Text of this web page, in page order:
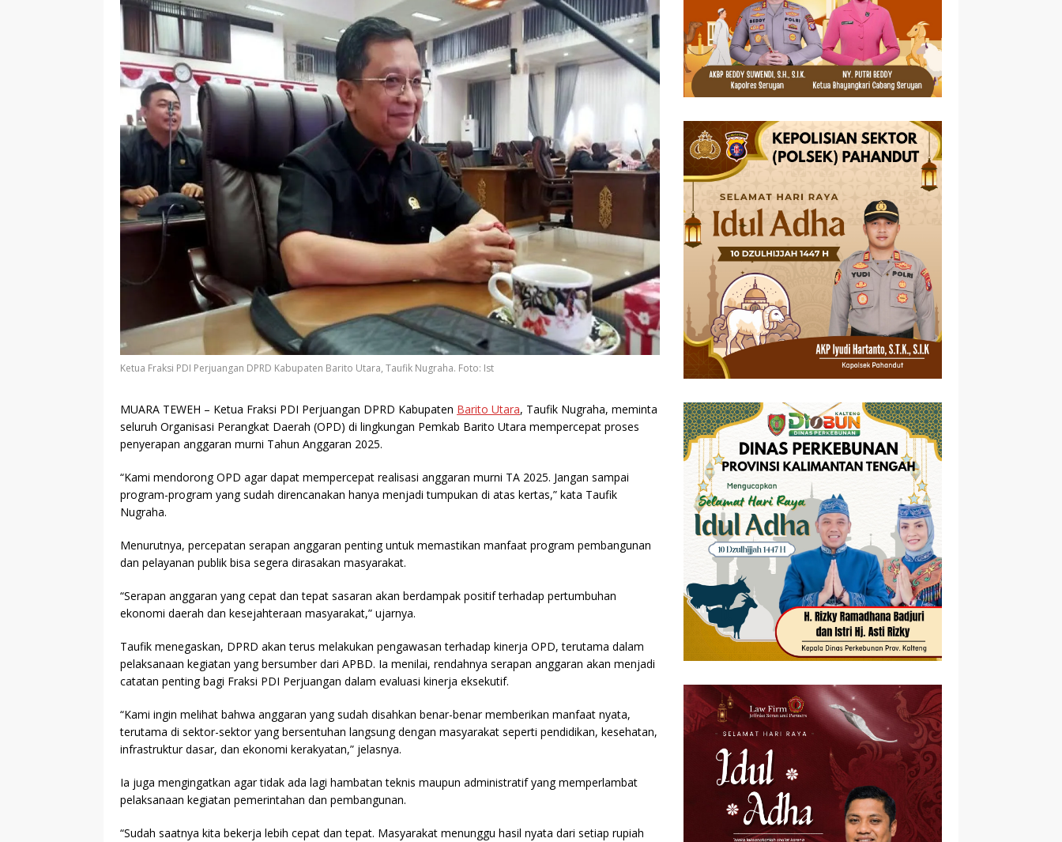
Ketua Fraksi PDI Perjuangan DPRD Kabupaten Barito Utara, Taufik Nugraha. Foto: Ist
MUARA TEWEH – Ketua Fraksi PDI Perjuangan DPRD Kabupaten Barito Utara, Taufik Nugraha, meminta
seluruh Organisasi Perangkat Daerah (OPD) di lingkungan Pemkab Barito Utara mempercepat proses
penyerapan anggaran murni Tahun Anggaran 2025.
“Kami mendorong OPD agar dapat mempercepat realisasi anggaran murni TA 2025. Jangan sampai
program-program yang sudah direncanakan hanya menjadi tumpukan di atas kertas,” kata Taufik
Nugraha.
Menurutnya, percepatan serapan anggaran penting untuk memastikan manfaat program pembangunan
dan pelayanan publik bisa segera dirasakan masyarakat.
“Serapan anggaran yang cepat dan tepat sasaran akan berdampak positif terhadap pertumbuhan
ekonomi daerah dan kesejahteraan masyarakat,” ujarnya.
Taufik menegaskan, DPRD akan terus melakukan pengawasan terhadap kinerja OPD, terutama dalam
pelaksanaan kegiatan yang bersumber dari APBD. Ia menilai, rendahnya serapan anggaran akan menjadi
catatan penting bagi Fraksi PDI Perjuangan dalam evaluasi kinerja eksekutif.
“Kami ingin melihat bahwa anggaran yang sudah disahkan benar-benar memberikan manfaat nyata,
terutama di sektor-sektor yang bersentuhan langsung dengan masyarakat seperti pendidikan, kesehatan,
infrastruktur dasar, dan ekonomi kerakyatan,” jelasnya.
Ia juga mengingatkan agar tidak ada lagi hambatan teknis maupun administratif yang memperlambat
pelaksanaan kegiatan pemerintahan dan pembangunan.
“Sudah saatnya kita bekerja lebih cepat dan tepat. Masyarakat menunggu hasil nyata dari setiap rupiah